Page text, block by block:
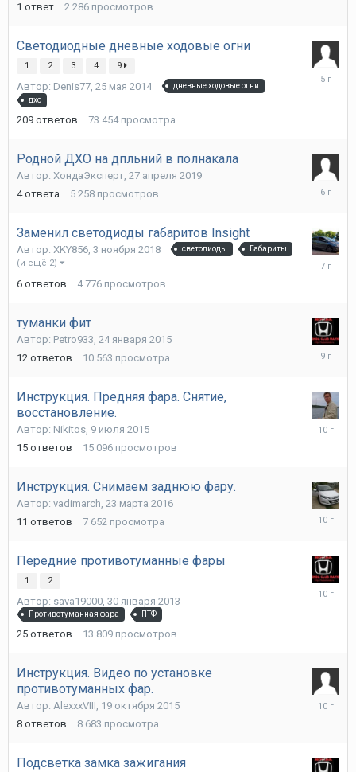
1 ответ 2 286 просмотров
Светодиодные дневные ходовые огни
1 2 3 4 9
Автор: Denis77, 25 мая 2014
дневные ходовые огни
дхо
209 ответов 73 454 просмотра
Родной ДХО на дпльний в полнакала
Автор: ХондаЭксперт, 27 апреля 2019
4 ответа 5 258 просмотров
15
Заменил светодиоды габаритов Insight
Автор: XKY856, 3 ноября 2018 светодиоды Габариты
(и ещё 2)
6 ответов 4 776 просмотров
туманки фит
Автор: Petro933 24 января 2015
12 ответов 10 563 просмотра
23
Инструкция. Предняя фара. Снятие,
восстановление.
Автор: Nikitos 9 июля 2015
15 ответов 15 096 просмотров
28
Инструкция. Снимаем заднюю фару.
Автор: vadimarch 23 марта 2016
11 ответов 7 652 просмотра
28
Передние противотуманные фары
1 2
Автор: sava19000 30 января 2013
Противотуманная фара ПТФ
25 ответов 13 809 просмотров
21
Инструкция. Видео по установке
противотуманных фар.
Автор: AlexxxVIII, 19 октября 2015
8 ответов 8 683 просмотра
19
Подсветка замка зажигания